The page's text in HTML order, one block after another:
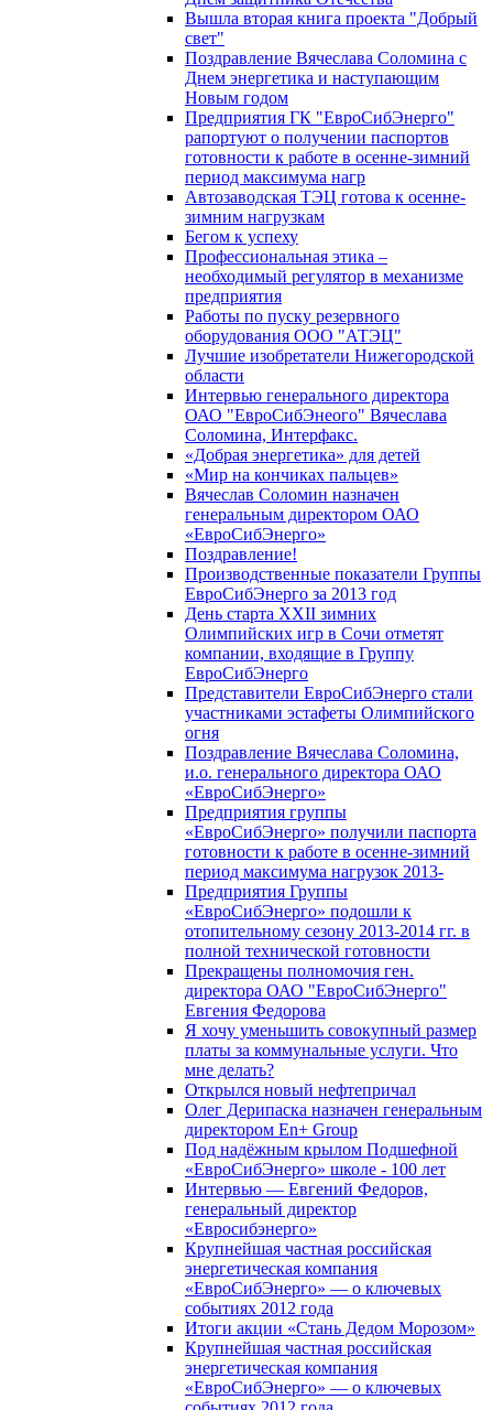
Вышла вторая книга проекта "Добрый
свет"
Поздравление Вячеслава Соломина с
Днем энергетика и наступающим
Новым годом
Предприятия ГК "ЕвроСибЭнерго"
рапортуют о получении паспортов
готовности к работе в осенне-зимний
период максимума нагр
Автозаводская ТЭЦ готова к осенне-
зимним нагрузкам
Бегом к успеху
Профессиональная этика –
необходимый регулятор в механизме
предприятия
Работы по пуску резервного
оборудования ООО "АТЭЦ"
Лучшие изобретатели Нижегородской
области
Интервью генерального директора
ОАО "ЕвроСибЭнеого" Вячеслава
Соломина, Интерфакс.
«Добрая энергетика» для детей
«Мир на кончиках пальцев»
Вячеслав Соломин назначен
генеральным директором ОАО
«ЕвроСибЭнерго»
Поздравление!
Производственные показатели Группы
ЕвроСибЭнерго за 2013 год
День старта XXII зимних
Олимпийских игр в Сочи отметят
компании, входящие в Группу
ЕвроСибЭнерго
Представители ЕвроСибЭнерго стали
участниками эстафеты Олимпийского
огня
Поздравление Вячеслава Соломина,
и.о. генерального директора ОАО
«ЕвроСибЭнерго»
Предприятия группы
«ЕвроСибЭнерго» получили паспорта
готовности к работе в осенне-зимний
период максимума нагрузок 2013-
Предприятия Группы
«ЕвроСибЭнерго» подошли к
отопительному сезону 2013-2014 гг. в
полной технической готовности
Прекращены полномочия ген.
директора ОАО "ЕвроСибЭнерго"
Евгения Федорова
Я хочу уменьшить совокупный размер
платы за коммунальные услуги. Что
мне делать?
Открылся новый нефтепричал
Олег Дерипаска назначен генеральным
директором En+ Group
Под надёжным крылом Подшефной
«ЕвроСибЭнерго» школе - 100 лет
Интервью — Евгений Федоров,
генеральный директор
«Евросибэнерго»
Крупнейшая частная российская
энергетическая компания
«ЕвроСибЭнерго» — о ключевых
событиях 2012 года
Итоги акции «Стань Дедом Морозом»
Крупнейшая частная российская
энергетическая компания
«ЕвроСибЭнерго» — о ключевых